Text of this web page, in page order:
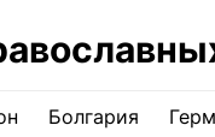
Болгария